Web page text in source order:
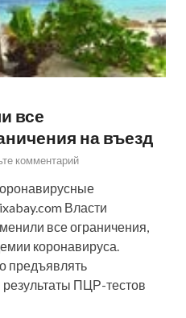
все
на въезд
комментарий
Власти
все ограничения,
коронавируса.
предъявлять
ПЦР-тестов